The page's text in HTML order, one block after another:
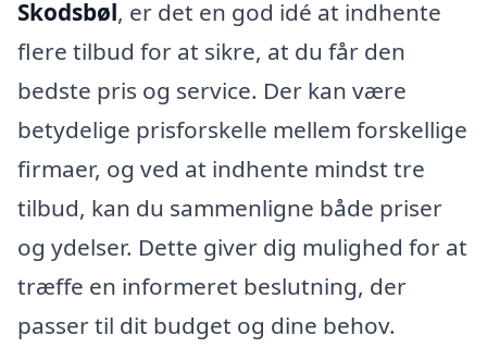
Skodsbøl, er det en god idé at indhente
flere tilbud for at sikre, at du får den
bedste pris og service. Der kan være
betydelige prisforskelle mellem forskellige
firmaer, og ved at indhente mindst tre
tilbud, kan du sammenligne både priser
og ydelser. Dette giver dig mulighed for at
træffe en informeret beslutning, der
passer til dit budget og dine behov.